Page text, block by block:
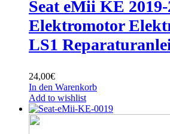
Seat eMii KE 2019-
Elektromotor
LS1
24,00€
In den Warenkorb
Add to wishlist